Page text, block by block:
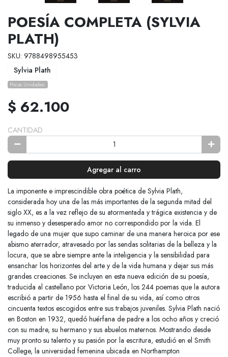
POESÍA COMPLETA (SYLVIA
PLATH)
SKU: 9788498955453
Sylvia Plath
Pocas Unidades.
$ 62.100
CANTIDAD
Agregar al carro
La imponente e imprescindible obra poética de Sylvia Plath,
considerada hoy una de las más importantes de la segunda mitad del
siglo XX, es a la vez reflejo de su atormentada y trágica existencia y de
su inmenso y desesperado amor no correspondido por la vida. El
legado de una mujer que supo caminar de una manera heroica por ese
abismo aterrador, atravesado por las sendas solitarias de la belleza y la
locura, que se abre siempre ante la inteligencia y la sensibilidad para
ensanchar los horizontes del arte y de la vida humana y dejar sus más
grandes creaciones. Se incluyen en esta nueva edición de su poesía,
traducida al castellano por Victoria León, los 244 poemas que la autora
escribió a partir de 1956 hasta el final de su vida, así como otros
cincuenta textos escogidos entre sus trabajos juveniles. Sylvia Plath nació
en Boston en 1932, quedó huérfana de padre a los ocho años y creció
con su madre, su hermano y sus abuelos maternos. Mostrando desde
muy pronto su talento y su pasión por la escritura, estudió en el Smith
College, la universidad femenina ubicada en Northampton